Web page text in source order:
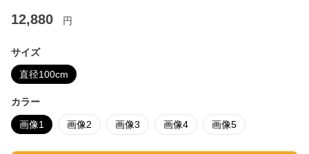
12,880 円
サイズ
直径100cm
カラー
画像1 画像2 画像3 画像4 画像5